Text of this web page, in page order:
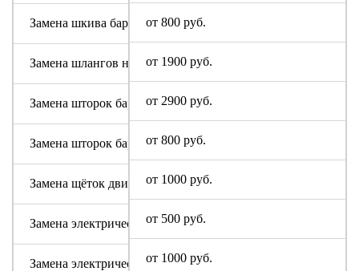
от 800 руб.
от 1900 руб.
от 2900 руб.
от 800 руб.
от 1000 руб.
от 500 руб.
от 1000 руб.
Замена шкива барабана
Замена шлангов налива и слива воды
Замена шторок барабана (для машин с вертикальной
Замена шторок барабана с разбором бака (для машин с
Замена щёток двигателя
Замена электрического модуля на новый
Замена электрического шнура